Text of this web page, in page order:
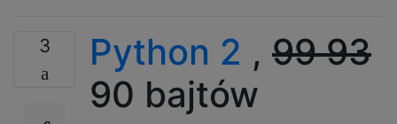
3 Python 2 , 9993
90 bajtów